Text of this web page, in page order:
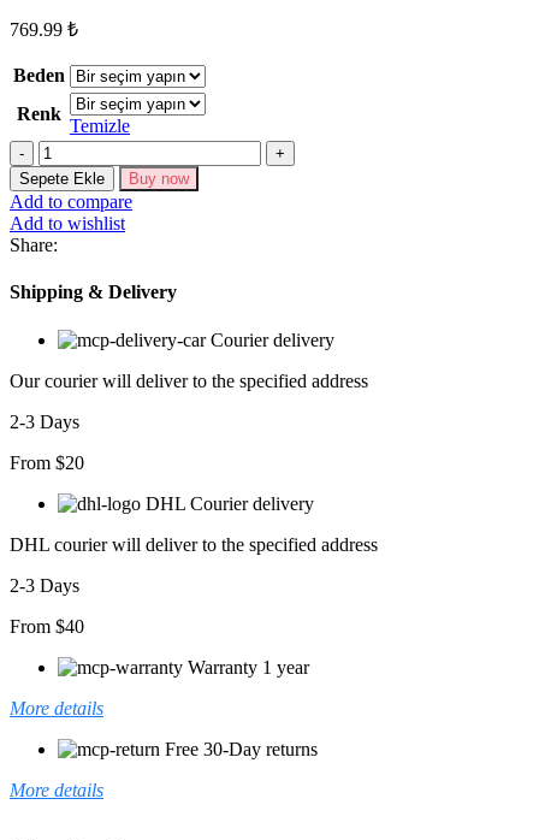
769.99 ₺
Beden
Renk
Temizle
Bonnie
Flamlı
Keten
Takım
9564-
08
adet
Sepete Ekle Buy now
Add to compare
Add to wishlist
Share:
Shipping & Delivery
Courier delivery
Our courier will deliver to the specified address
2-3 Days
From $20
DHL Courier delivery
DHL courier will deliver to the specified address
2-3 Days
From $40
Warranty 1 year
More details
Free 30-Day returns
More details